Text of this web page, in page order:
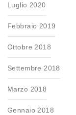
Luglio 2020
Febbraio 2019
Ottobre 2018
Settembre 2018
Marzo 2018
Gennaio 2018